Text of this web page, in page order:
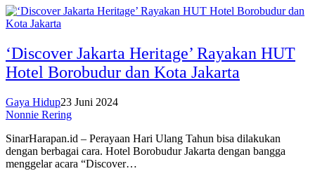
‘Discover Jakarta Heritage’ Rayakan HUT
Hotel Borobudur dan Kota Jakarta
Gaya Hidup23 Juni 2024
Nonnie Rering
SinarHarapan.id – Perayaan Hari Ulang Tahun bisa dilakukan
dengan berbagai cara. Hotel Borobudur Jakarta dengan bangga
menggelar acara “Discover…